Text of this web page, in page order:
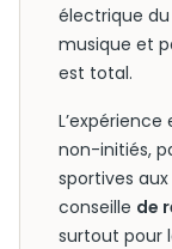
électrique
musique et
est total.
non-initiés,
sportives
conseille de
surtout pour